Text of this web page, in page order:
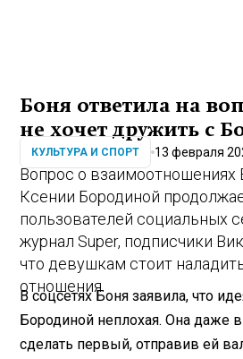
Боня ответила на
не хочет дружить с
КУЛЬТУРА И СПОРТ 13 февраля
Вопрос о взаимоотношениях
Ксении Бородиной
пользователей социальных
журнал Super, подписчики
что девушкам стоит
отношения.
В соцсетях Боня заявила, что
Бородиной неплохая. Она даже
сделать первый, отправив ей